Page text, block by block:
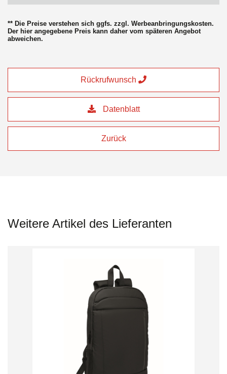
** Die Preise verstehen sich ggfs. zzgl. Werbeanbringungskosten.
Der hier angegebene Preis kann daher vom späteren Angebot
abweichen.
Zurück
Datenblatt
Rückrufwunsch
Weitere Artikel des Lieferanten